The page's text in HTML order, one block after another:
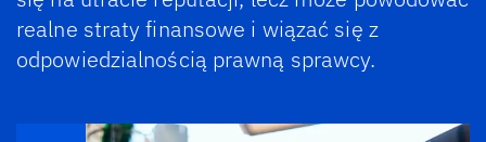
realne straty finansowe i wiązać się z
odpowiedzialnością prawną sprawcy.